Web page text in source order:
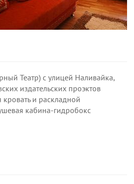
Театр) с улицей Наливайка,
издательских проэктов
и раскладной
кабина-гидробокс